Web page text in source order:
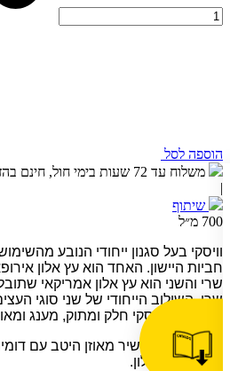
הוספה לסל
משלוח עד 72 שעות בימי חול, חינם בהזמנה מעל 300 ₪
שיתוף
700 מ״ל
וויסקי בעל סגנון ייחודי הנובע
חביות היישון. האחד הוא עץ אלון
שרי והשני הוא עץ אלון אמריקאי
שרי. השילוב הייחודי של שני סוגי
יוצר סגנון וויסקי חלק ומתוק, מענג
טעם פירותי ועשיר מאוזן היטב עם
עדין של עץ אלון.